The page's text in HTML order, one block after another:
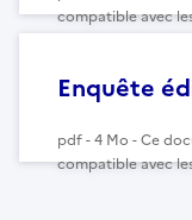
compatible avec
Enquête
pdf - 4 Mo - Ce
compatible avec